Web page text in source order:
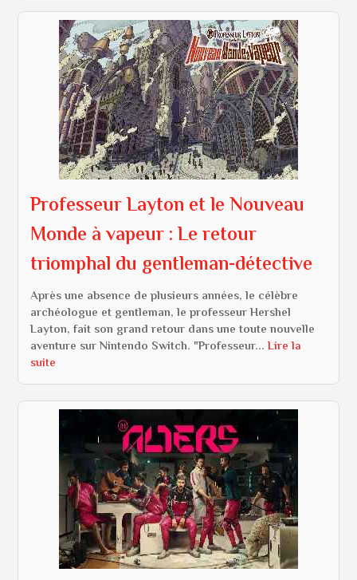
Professeur Layton et le Nouveau
Monde à vapeur : Le retour
triomphal du gentleman-détective
Après une absence de plusieurs années, le célèbre
archéologue et gentleman, le professeur Hershel
Layton, fait son grand retour dans une toute nouvelle
aventure sur Nintendo Switch. "Professeur...Lire la
suite